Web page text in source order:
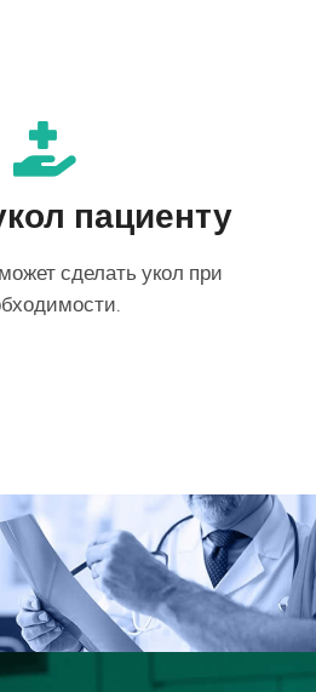
пациенту
сделать укол при